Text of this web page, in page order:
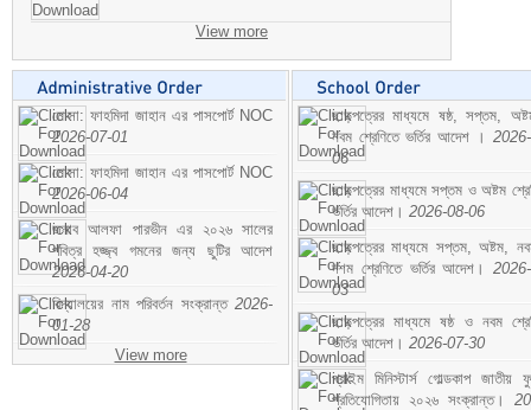
View more
মোসা: ফাহমিদা জাহান এর পাসপোর্ট NOC
2026-07-01
মোসা: ফাহমিদা জাহান এর পাসপোর্ট NOC
2026-06-04
জনাব আলফা পারভীন এর ২০২৬ সালের
পবিত্র হজ্জ্ব গমনের জন্য ছুটির আদেশ
2026-04-20
বিদ্যালয়ের নাম পরিবর্তন সংক্রান্ত 2026-
01-28
View more
ছাড়পত্রের মাধ্যমে ষষ্ঠ, সপ্তম,
নবম শ্রেণিতে ভর্তির আদেশ ।
06
ছাড়পত্রের মাধ্যমে সপ্তম ও অষ্টম
ভর্তির আদেশ। 2026-08-06
ছাড়পত্রের মাধ্যমে সপ্তম, অষ্টম,
দশম শ্রেণিতে ভর্তির আদেশ।
03
ছাড়পত্রের মাধ্যমে ষষ্ঠ ও নবম
ভর্তির আদেশ। 2026-07-30
প্রাইম মিনিস্টার্স গোল্ডকাপ জাতীয়
প্রতিযোগিতায় ২০২৬ সংক্রান্ত।